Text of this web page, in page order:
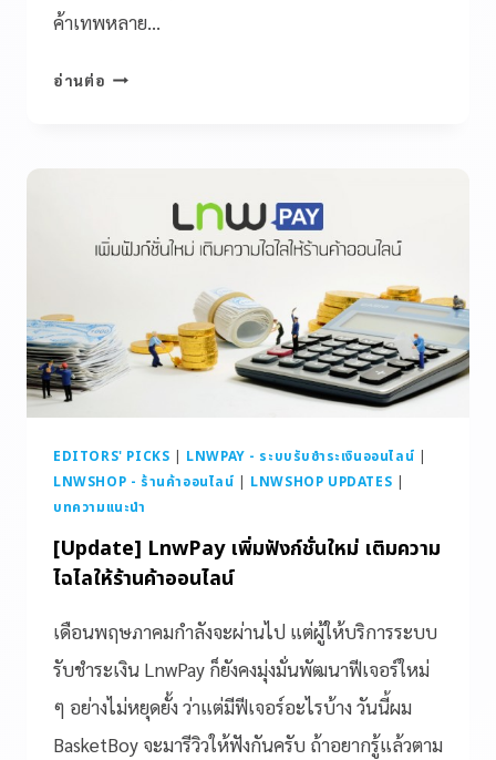
ค้าเทพหลาย…
อ่านต่อ
EDITORS' PICKS | LNWPAY - ระบบรับชำระเงินออนไลน์ |
LNWSHOP - ร้านค้าออนไลน์ | LNWSHOP UPDATES |
บทความแนะนำ
[Update] LnwPay เพิ่มฟังก์ชั่นใหม่ เติมความ
ไฉไลให้ร้านค้าออนไลน์
เดือนพฤษภาคมกำลังจะผ่านไป แต่ผู้ให้บริการระบบ
รับชำระเงิน LnwPay ก็ยังคงมุ่งมั่นพัฒนาฟีเจอร์ใหม่
ๆ อย่างไม่หยุดยั้ง ว่าแต่มีฟีเจอร์อะไรบ้าง วันนี้ผม
BasketBoy จะมารีวิวให้ฟังกันครับ ถ้าอยากรู้แล้วตาม